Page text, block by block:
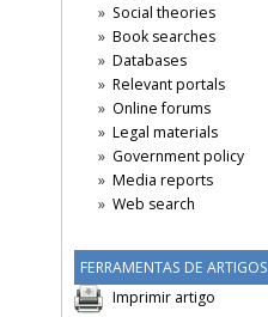
Social theories
Book searches
Databases
Relevant portals
Online forums
Legal materials
Government policy
Media reports
Web search
FERRAMENTAS DE ARTIGOS
Imprimir artigo